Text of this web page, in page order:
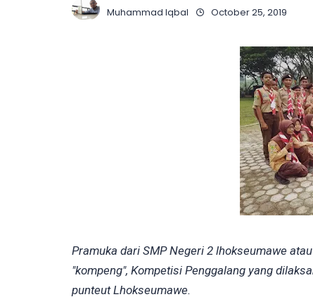
Muhammad Iqbal October 25, 2019
Pramuka dari SMP Negeri 2 lhokseumawe
"kompeng", Kompetisi Penggalang yang
punteut Lhokseumawe.